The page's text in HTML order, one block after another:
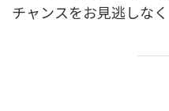
チャンスをお見逃しなく